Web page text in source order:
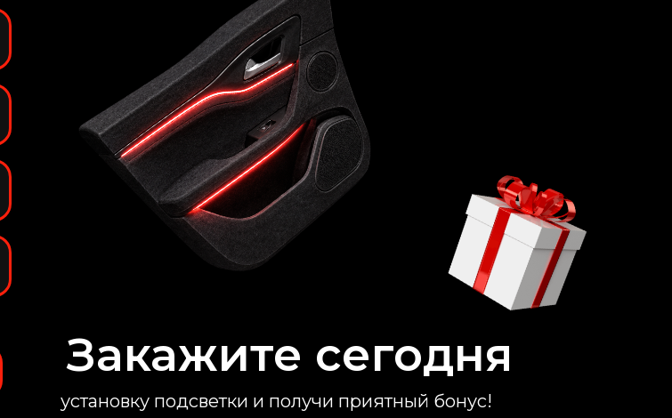
установку подсветки и получи приятный бонус!
Закажите сегодня